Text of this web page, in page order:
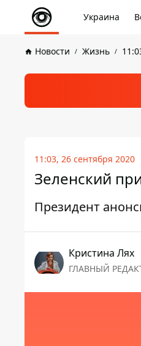
Украина
Новости Жизнь
11:03, 26 сентября 2020
Зеленский
Президент
Кристина Лях
ГЛАВНЫЙ